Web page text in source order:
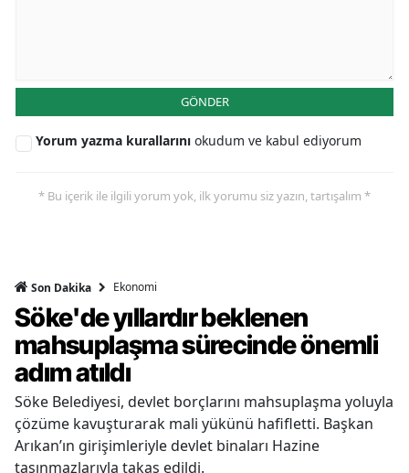
GÖNDER
Yorum yazma kurallarını okudum ve kabul ediyorum
* Bu içerik ile ilgili yorum yok, ilk yorumu siz yazın, tartışalım *
Son Dakika Ekonomi
Söke'de yıllardır beklenen
mahsuplaşma sürecinde önemli
adım atıldı
Söke Belediyesi, devlet borçlarını mahsuplaşma yoluyla
çözüme kavuşturarak mali yükünü hafifletti. Başkan
Arıkan’ın girişimleriyle devlet binaları Hazine
taşınmazlarıyla takas edildi.